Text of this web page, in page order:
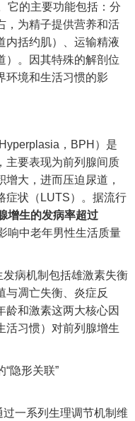
它的主要功能包括：分
，为精子提供营养和活
内括约肌）、运输精液
）。因其特殊的解剖位
环境和生活习惯的影
，BPH）是
主要表现为前列腺间质
大，进而压迫尿道，
症状（LUTS）。据流行
增生的发病率超过
响中老年男性生活质量
病机制包括雄激素失衡
与凋亡失衡、炎症反
龄和激素这两大核心因
活习惯）对前列腺增生
隐形关联”
一系列生理调节机制维